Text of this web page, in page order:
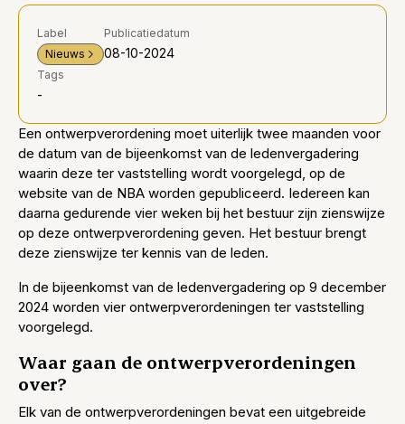
Label
Nieuws
Publicatiedatum
08-10-2024
Tags
-
Een ontwerpverordening moet uiterlijk twee maanden voor
de datum van de bijeenkomst van de ledenvergadering
waarin deze ter vaststelling wordt voorgelegd, op de
website van de NBA worden gepubliceerd. Iedereen kan
daarna gedurende vier weken bij het bestuur zijn zienswijze
op deze ontwerpverordening geven. Het bestuur brengt
deze zienswijze ter kennis van de leden.
In de bijeenkomst van de ledenvergadering op 9 december
2024 worden vier ontwerpverordeningen ter vaststelling
voorgelegd.
Waar gaan de ontwerpverordeningen
over?
Elk van de ontwerpverordeningen bevat een uitgebreide